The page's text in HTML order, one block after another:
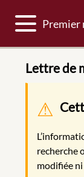
Basculer la
Premier
Lettre de
recherche
modifiée ni